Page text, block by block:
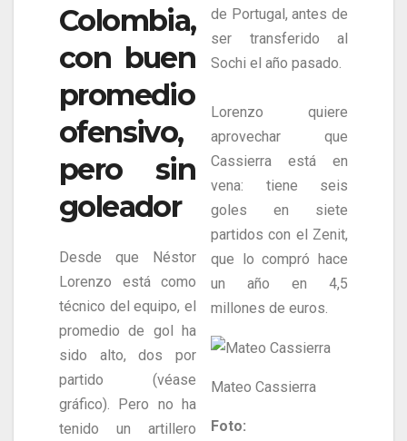
Colombia,
con buen
promedio
ofensivo,
pero sin
goleador
Desde que Néstor
Lorenzo está como
técnico del equipo, el
promedio de gol ha
sido alto, dos por
partido (véase
gráfico). Pero no ha
tenido un artillero
de Portugal, antes de
ser transferido al
Sochi el año pasado.
Lorenzo quiere
aprovechar que
Cassierra está en
vena: tiene seis
goles en siete
partidos con el Zenit,
que lo compró hace
un año en 4,5
millones de euros.
Mateo Cassierra
Foto: